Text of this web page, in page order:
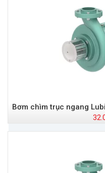
Bơm chìm trục ngang